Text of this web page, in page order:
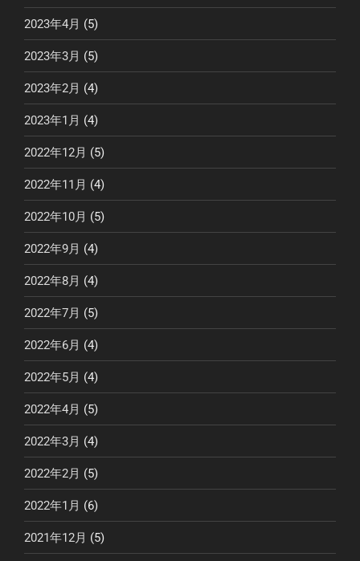
2023年4月 (5)
2023年3月 (5)
2023年2月 (4)
2023年1月 (4)
2022年12月 (5)
2022年11月 (4)
2022年10月 (5)
2022年9月 (4)
2022年8月 (4)
2022年7月 (5)
2022年6月 (4)
2022年5月 (4)
2022年4月 (5)
2022年3月 (4)
2022年2月 (5)
2022年1月 (6)
2021年12月 (5)